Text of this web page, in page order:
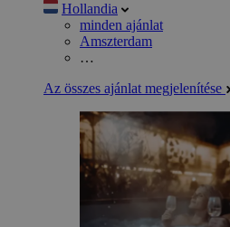
Hollandia
minden ajánlat
Amszterdam
…
Az összes ajánlat megjelenítése